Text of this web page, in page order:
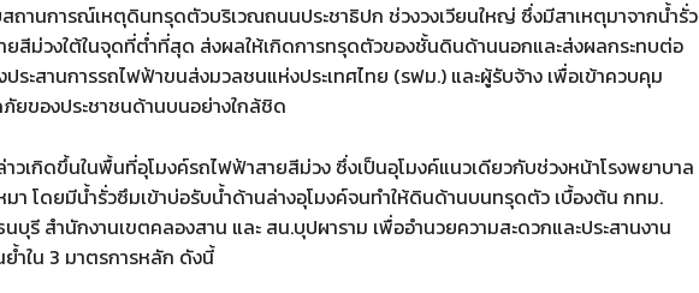
านการณ์เหตุดินทรุดตัวบริเวณถนนประชาธิปก ช่วงวงเวียนใหญ่ ซึ่งมีสาเหตุมาจากน้ำรั่ว
ยสีม่วงใต้ในจุดที่ต่ำที่สุด ส่งผลให้เกิดการทรุดตัวของชั้นดินด้านนอกและส่งผลกระทบต่อ
ประสานการรถไฟฟ้าขนส่งมวลชนแห่งประเทศไทย (รฟม.) และผู้รับจ้าง เพื่อเข้าควบคุม
ของประชาชนด้านบนอย่างใกล้ชิด
วเกิดขึ้นในพื้นที่อุโมงค์รถไฟฟ้าสายสีม่วง ซึ่งเป็นอุโมงค์แนวเดียวกับช่วงหน้าโรงพยาบาล
า โดยมีน้ำรั่วซึมเข้าบ่อรับน้ำด้านล่างอุโมงค์จนทำให้ดินด้านบนทรุดตัว เบื้องต้น กทม.
รี สำนักงานเขตคลองสาน และ สน.บุปผาราม เพื่ออำนวยความสะดวกและประสานงาน
ำใน 3 มาตรการหลัก ดังนี้